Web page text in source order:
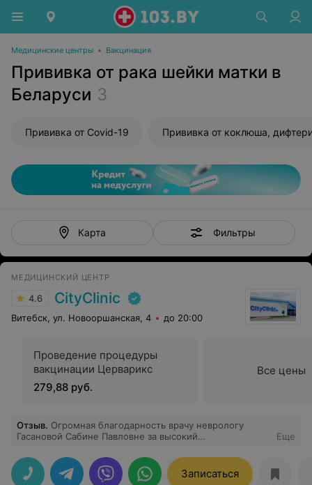
Медицинские центры • Вакцинация
Прививка от рака шейки матки в
Беларуси 3
Прививка от Covid-19
Карта Фильтры
МЕДИЦИНСКИЙ ЦЕНТР
4.6 CityClinic
Витебск, ул. Новооршанская, 4 до 20:00
Проведение процедуры
вакцинации Церварикс
279,88 руб.
Все цены
Отзыв. Огромная благодарность врачу неврологу
Гасановой Сабине Павловне за высокий
внимательное отношение к пациенту.
Еще
Записаться